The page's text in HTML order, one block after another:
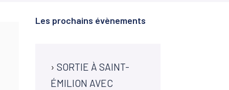
Les prochains évènements
› SORTIE À SAINT-
ÉMILION AVEC